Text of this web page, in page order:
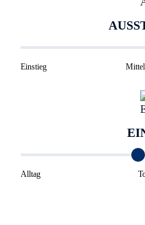
Einstieg
Alltag